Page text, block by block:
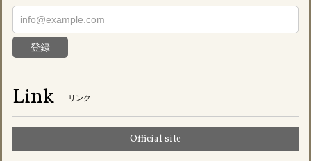
登録
Link リンク
Official site